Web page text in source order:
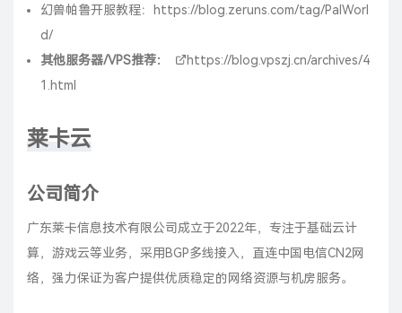
幻兽帕鲁开服教程：
https://blog.zeruns.com/tag/PalWorl
d/
其他服务器/VPS推荐：
https://blog.vpszj.cn/archives/4
1.html
莱卡云
公司简介
广东莱卡信息技术有限公司成立于2022年，专注于基础云计
算，游戏云等业务，采用BGP多线接入，直连中国电信CN2网
络，强力保证为客户提供优质稳定的网络资源与机房服务。